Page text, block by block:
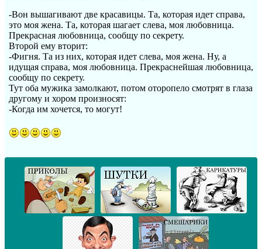
-Вон вышагивают две красавицы. Та, которая идет справа,
это моя жена. Та, которая шагает слева, моя любовница.
Прекрасная любовница, сообщу по секрету.
Второй ему вторит:
-Фигня. Та из них, которая идет слева, моя жена. Ну, а
идущая справа, моя любовница. Прекраснейшая любовница,
сообщу по секрету.
Тут оба мужика замолкают, потом оторопело смотрят в глаза
другому и хором произносят:
-Когда им хочется, то могут!